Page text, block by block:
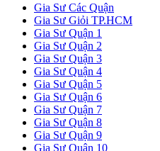
Gia Sư Các Quận
Gia Sư Giỏi TP.HCM
Gia Sư Quận 1
Gia Sư Quận 2
Gia Sư Quận 3
Gia Sư Quận 4
Gia Sư Quận 5
Gia Sư Quận 6
Gia Sư Quận 7
Gia Sư Quận 8
Gia Sư Quận 9
Gia Sư Quận 10